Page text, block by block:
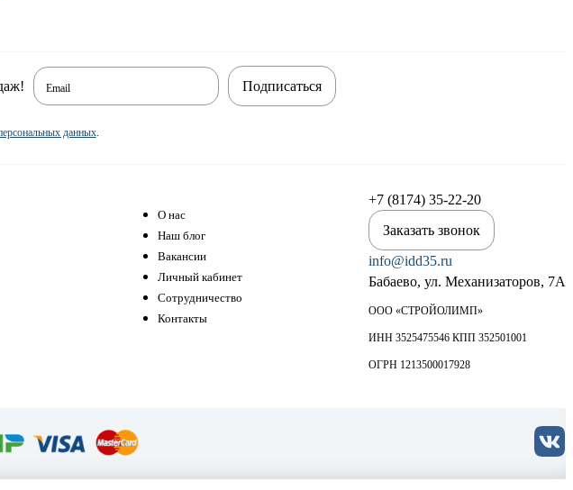
Email
данных.
Подписаться
О нас
Наш блог
Вакансии
Личный кабинет
Сотрудничество
Контакты
+7 (8174) 35-22-20
Заказать звонок
info@idd35.ru
Бабаево, ул. Механизаторов, 7А
ООО «СТРОЙОЛИМП»
ИНН 3525475546 КПП 352501001
ОГРН 1213500017928